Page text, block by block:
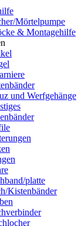
Mörtelpumpe
& Montagehilfe
und Werfgehänge
platte
Kistenbänder